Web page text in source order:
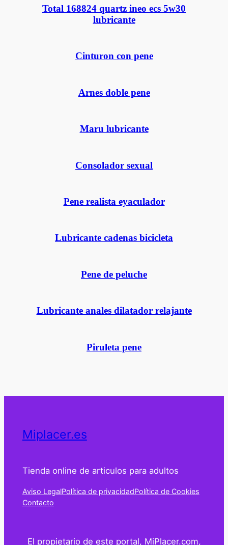
Total 168824 quartz ineo ecs 5w30
lubricante
Cinturon con pene
Arnes doble pene
Maru lubricante
Consolador sexual
Pene realista eyaculador
Lubricante cadenas bicicleta
Pene de peluche
Lubricante anales dilatador relajante
Piruleta pene
Miplacer.es
Tienda online de articulos para adultos
Aviso LegalPolítica de privacidadPolítica de Cookies
Contacto
El propietario de este portal, MiPlacer.com,